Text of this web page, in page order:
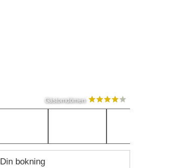
Gästomdömen
Din bokning